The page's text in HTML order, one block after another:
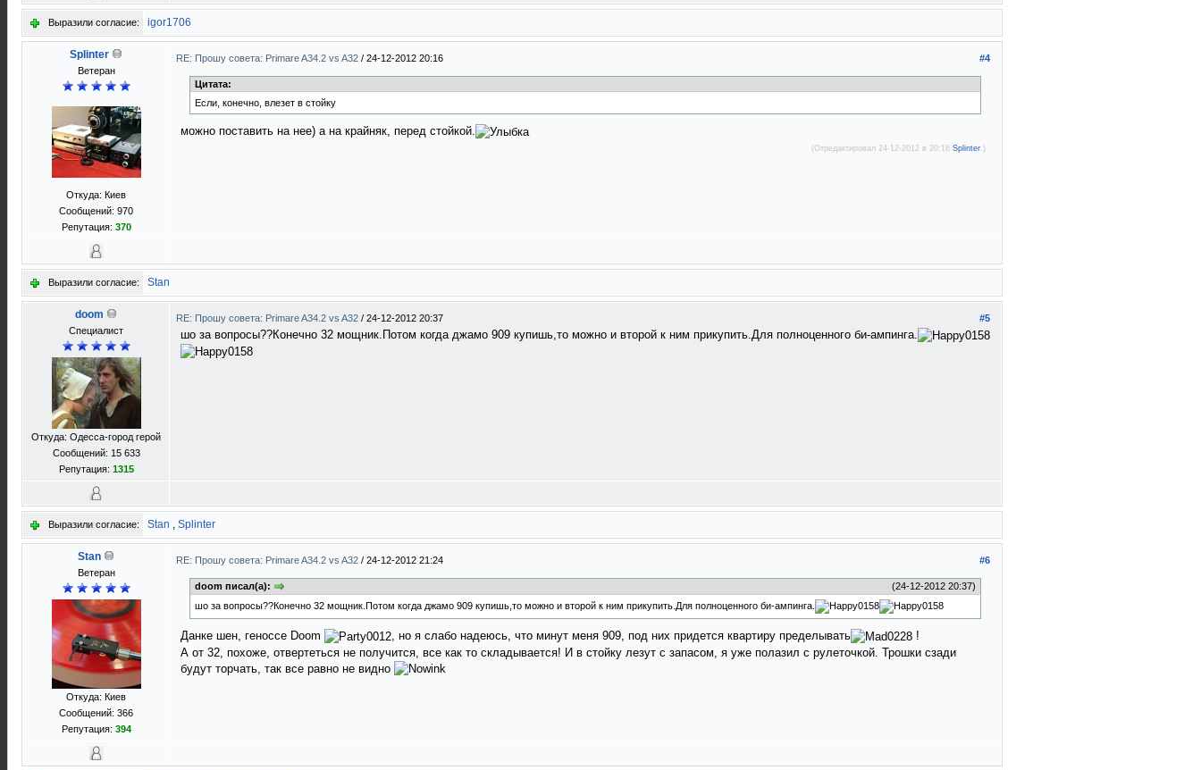
Выразили согласие: igor1706
Splinter
Ветеран
Откуда: Киев
Сообщений: 970
Репутация: 370
#4
RE: Прошу совета: Primare A34.2 vs A32 / 24-12-2012 20:16
Цитата:
Если, конечно, влезет в стойку
можно поставить на нее) а на крайняк, перед стойкой.
(Отредактировал 24-12-2012 в 20:16 Splinter .)
Выразили согласие: Stan
doom
Специалист
Откуда: Одесса-город герой
Сообщений: 15 633
Репутация: 1315
#5
RE: Прошу совета: Primare A34.2 vs A32 / 24-12-2012 20:37
шо за вопросы??Конечно 32 мощник.Потом когда джамо 909 купишь,то можно и второй к ним прикупить.Для полноценного би-ампинга.
Выразили согласие: Stan , Splinter
Stan
Ветеран
Откуда: Киев
Сообщений: 366
Репутация: 394
#6
RE: Прошу совета: Primare A34.2 vs A32 / 24-12-2012 21:24
(24-12-2012 20:37)
doom писал(а):
шо за вопросы??Конечно 32 мощник.Потом когда джамо 909 купишь,то можно и второй к ним прикупить.Для полноценного би-ампинга.
Данке шен, геноссе Doom , но я слабо надеюсь, что минут меня 909, под них придется квартиру пределывать
!
А от 32, похоже, отвертеться не получится, все как то складывается! И в стойку лезут с запасом, я уже полазил с рулеточкой. Трошки сзади
будут торчать, так все равно не видно